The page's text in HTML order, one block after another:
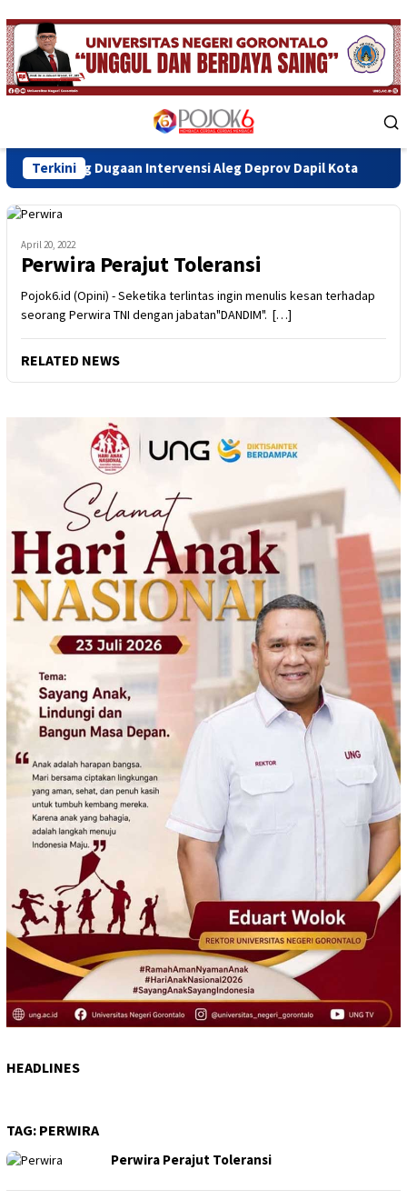
Skip
to
content
Menu
TerkiniIntervensi Aleg Deprov Dapil Kota Bupati
April 20, 2022
Perwira Perajut Toleransi
Pojok6.id (Opini) - Seketika terlintas ingin menulis kesan terhadap
seorang Perwira TNI dengan jabatan"DANDIM". […]
RELATED NEWS
HEADLINES
TAG: PERWIRA
Perwira Perajut Toleransi